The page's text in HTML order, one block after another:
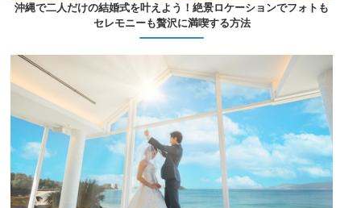
沖縄で二人だけの結婚式を叶えよう！絶景ロケーションでフォトも
セレモニーも贅沢に満喫する方法